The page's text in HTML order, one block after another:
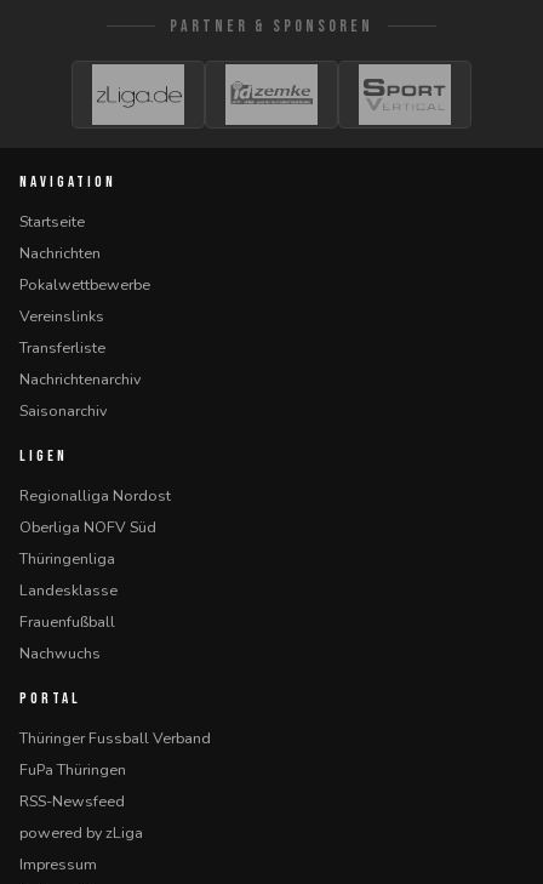
PARTNER & SPONSOREN
NAVIGATION
Startseite
Nachrichten
Pokalwettbewerbe
Vereinslinks
Transferliste
Nachrichtenarchiv
Saisonarchiv
LIGEN
Regionalliga Nordost
Oberliga NOFV Süd
Thüringenliga
Landesklasse
Frauenfußball
Nachwuchs
PORTAL
Thüringer Fussball Verband
FuPa Thüringen
RSS-Newsfeed
powered by zLiga
Impressum